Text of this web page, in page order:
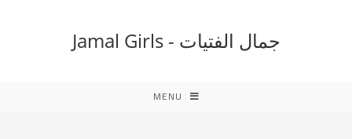
جمال الفتيات - Jamal Girls
MENU